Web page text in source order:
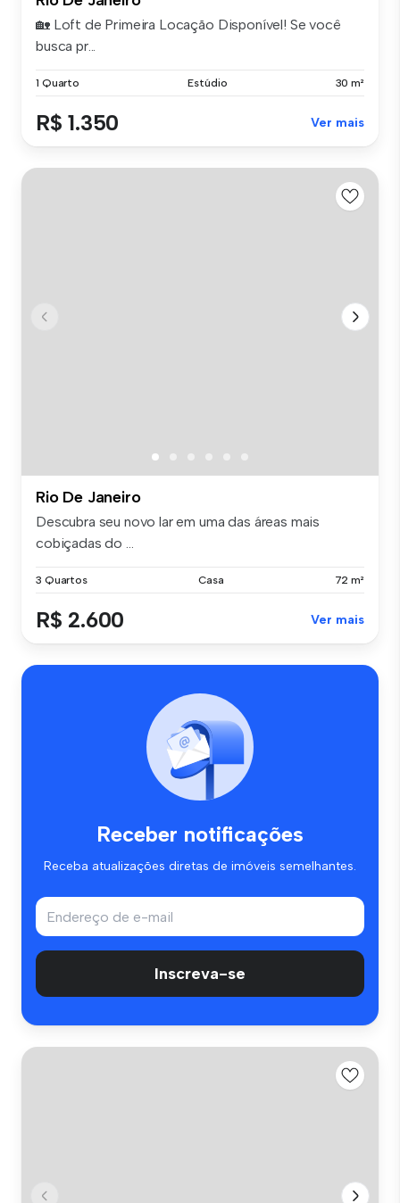
🏡 Loft de Primeira Locação Disponível! Se você
busca pr...
1 Quarto Estúdio 30 m²
R$ 1.350 Ver mais
Rio De Janeiro
Descubra seu novo lar em uma das áreas mais
cobiçadas do ...
3 Quartos Casa 72 m²
R$ 2.600 Ver mais
Receber notificações
Receba atualizações diretas de imóveis semelhantes.
Inscreva-se